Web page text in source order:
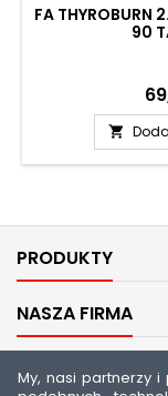
My, nasi partnerzy
FA THYROBURN
90

PRODUKTY
NASZA FIRMA
TWOJE KONTO